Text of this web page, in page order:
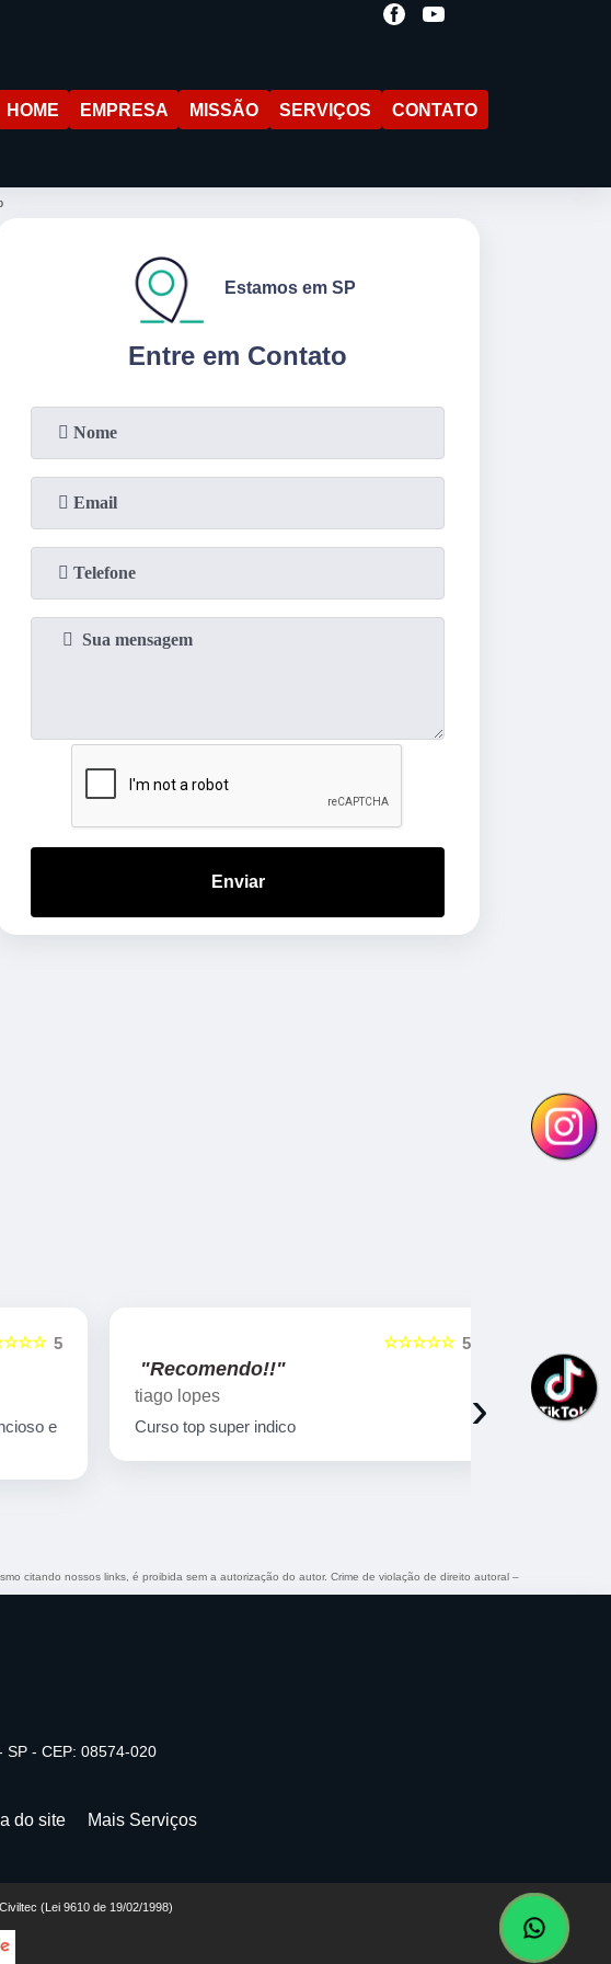
HOME EMPRESA MISSÃO SERVIÇOS CONTATO
Entre em Contato
Estamos em SP
Enviar
5
e
5
☆☆☆☆☆
"Recomendo!!"
tiago lopes
Curso top super indico
Ricardo
Curso
›
citando nossos links, é proibida sem a autorização do autor. Crime de violação de direito autoral –
SP - CEP: 08574-020
do site Mais Serviços
(Lei 9610 de 19/02/1998)